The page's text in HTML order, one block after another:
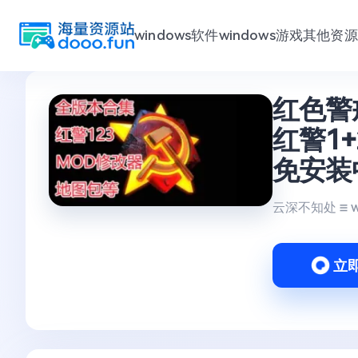
windows软件windows游戏其他资源
红色
红警
免安
云深不知处
立